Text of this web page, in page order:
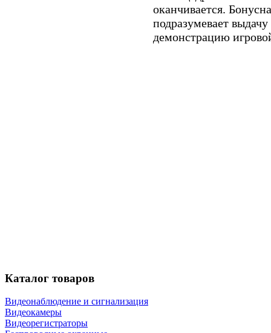
оканчивается.
подразумевает
демонстрацию
Каталог товаров
Видеонаблюдение и сигнализация
Видеокамеры
Видеорегистраторы